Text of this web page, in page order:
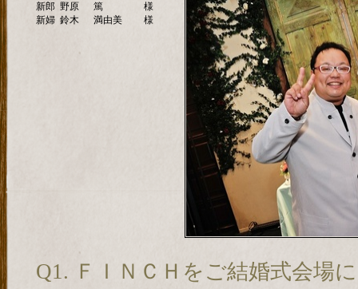
新郎 野原 篤
様
新婦 鈴木 満由美 様
Q1. ＦＩＮＣＨをご結婚式会場